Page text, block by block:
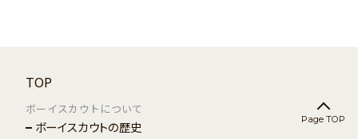
Page TOP
TOP
ボーイスカウトについて
ボーイスカウトの歴史